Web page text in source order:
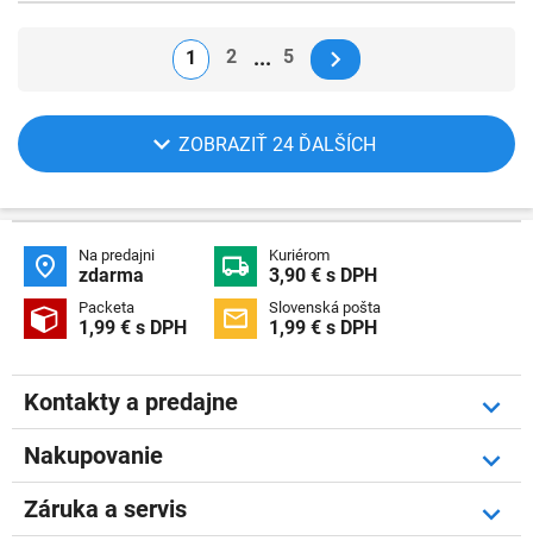
1 2 5
ZOBRAZIŤ 24 ĎALŠÍCH
 Na predajni
zdarma  Kuriérom
3,90 € s DPH
 Packeta
1,99 € s DPH  Slovenská pošta
1,99 € s DPH
Kontakty a predajne
Nakupovanie
Záruka a servis